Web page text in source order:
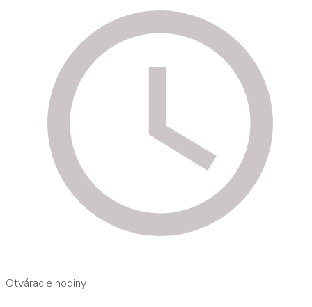
Otváracie hodiny